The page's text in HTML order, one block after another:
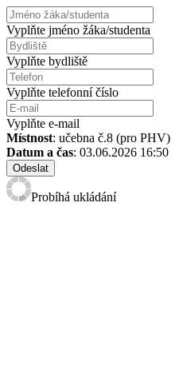
Vyplňte jméno žáka/studenta
Vyplňte bydliště
Vyplňte telefonní číslo
Vyplňte e-mail
Místnost: učebna č.8 (pro PHV)
Datum a čas: 03.06.2026 16:50
Odeslat
Probíhá ukládání